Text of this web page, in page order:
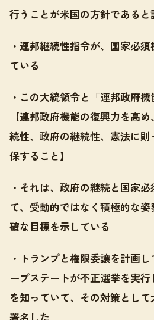
行うことが米国の方針であると
・連邦継続性指令が、国家必
ている
・この大統領令と「連邦政府
【連邦政府機能の復興力を高
続性、政府の継続性、憲法に
保すること】
・それは、政府の継続と国家
て、受動的ではなく積極的な
確な目標を示している
・トランプと権限委譲を計画
ープステートが不正選挙を実
を知っていて、その対策とし
署名した